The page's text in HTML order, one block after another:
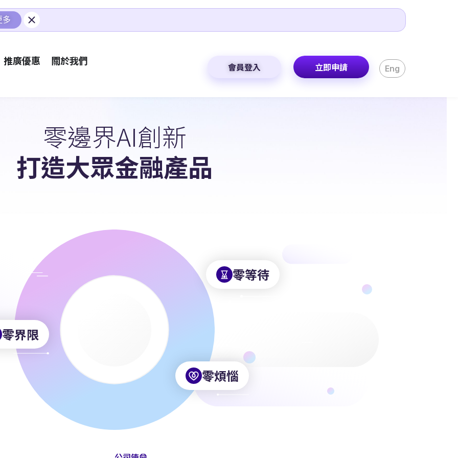
多
推廣優惠 關於我們 會員登入 立即申請 Eng
零邊界AI創新
打造大眾金融產品
零界限
零煩惱
零等待